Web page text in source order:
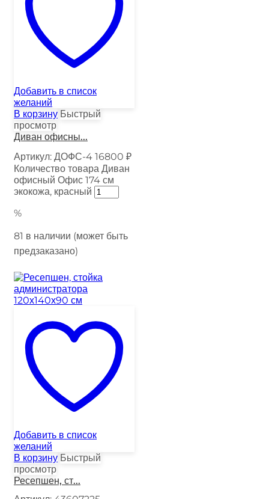
Добавить в список
желаний
В корзину Быстрый
просмотр
Диван офисны...
Артикул: ДОФС-4 16800 ₽
Количество товара Диван
офисный Офис 174 см
экокожа, красный
%
81 в наличии (может быть
предзаказано)
Добавить в список
желаний
В корзину Быстрый
просмотр
Ресепшен, ст...